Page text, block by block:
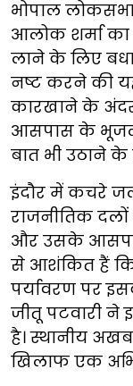
भोपाल
आलोक शर्मा
लाने के लिए
नष्ट करने की
कारखाने के
आसपास के भूजल
बात भी उठाने के
इंदौर में कचरे
राजनीतिक
और उसके
से आशंकित हैं
पर्यावरण पर
जीतू पटवारी
है। स्थानीय
खिलाफ एक